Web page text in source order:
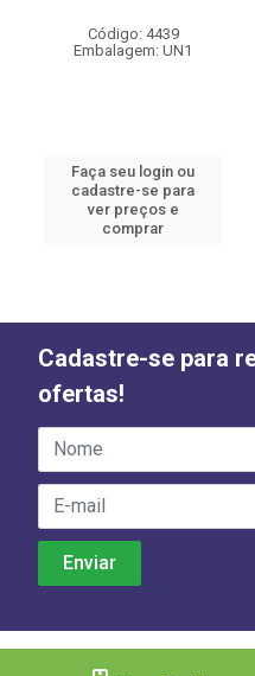
Código: 4439
Embalagem: UN1
Faça seu login ou
cadastre-se para
ver preços e
comprar
Cadastre-se para
ofertas!